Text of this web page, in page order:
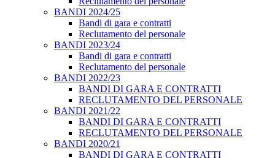
BANDI 2024/25
Bandi di gara e contratti
Reclutamento del personale
BANDI 2023/24
Bandi di gara e contratti
Reclutamento del personale
BANDI 2022/23
BANDI DI GARA E CONTRATTI
RECLUTAMENTO DEL PERSONALE
BANDI 2021/22
BANDI DI GARA E CONTRATTI
RECLUTAMENTO DEL PERSONALE
BANDI 2020/21
BANDI DI GARA E CONTRATTI